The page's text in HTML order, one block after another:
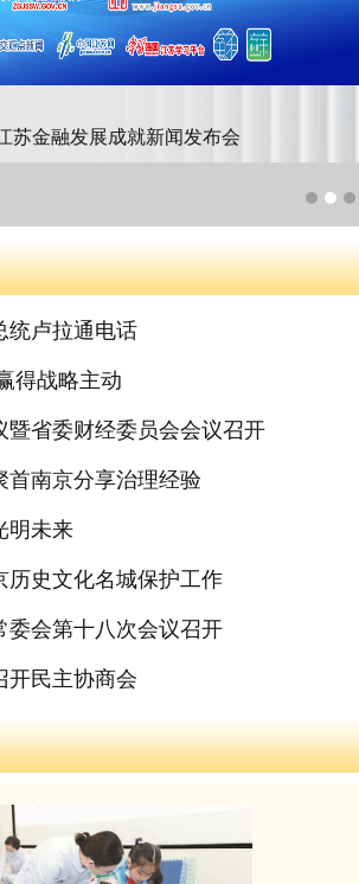
苏金融发展成就新闻发布会
统卢拉通电话
得战略主动
暨省委财经委员会会议召开
首南京分享治理经验
明未来
历史文化名城保护工作
委会第十八次会议召开
开民主协商会